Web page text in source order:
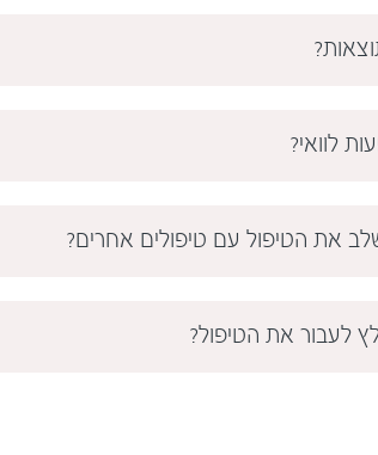
לוואי?
את הטיפול עם טיפולים אחרים?
לעבור את הטיפול?